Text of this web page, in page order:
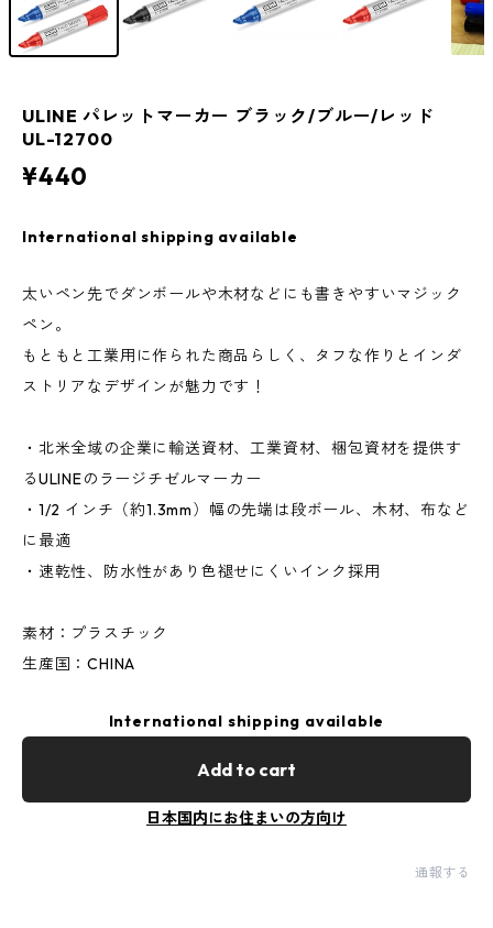
ULINE パレットマーカー ブラック/ブルー/レッド
UL-12700
¥440
International shipping available
太いペン先でダンボールや木材などにも書きやすいマジック
ペン。
もともと工業用に作られた商品らしく、タフな作りとインダ
ストリアなデザインが魅力です！
・北米全域の企業に輸送資材、工業資材、梱包資材を提供す
るULINEのラージチゼルマーカー
・1/2 インチ（約1.3mm）幅の先端は段ボール、木材、布など
に最適
・速乾性、防水性があり色褪せにくいインク採用
素材：プラスチック
生産国：CHINA
International shipping available
Add to cart
日本国内にお住まいの方向け
通報する